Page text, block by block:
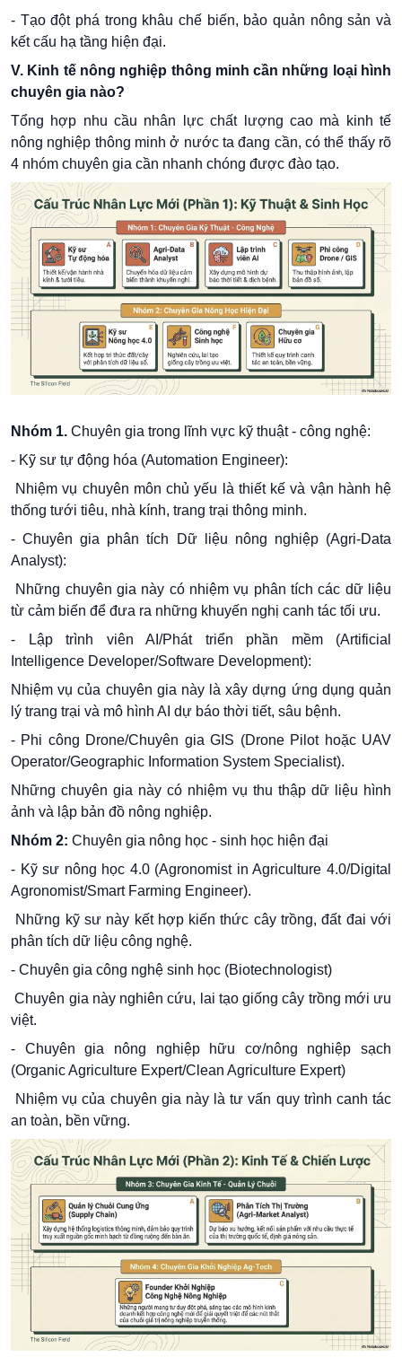
- Tạo đột phá trong khâu chế biến, bảo quản nông sản và
kết cấu hạ tầng hiện đại.
V. Kinh tế nông nghiệp thông minh cần những loại hình
chuyên gia nào?
Tổng hợp nhu cầu nhân lực chất lượng cao mà kinh tế
nông nghiệp thông minh ở nước ta đang cần, có thể thấy rõ
4 nhóm chuyên gia cần nhanh chóng được đào tạo.
Nhóm 1. Chuyên gia trong lĩnh vực kỹ thuật - công nghệ:
- Kỹ sư tự động hóa (Automation Engineer):
Nhiệm vụ chuyên môn chủ yếu là thiết kế và vận hành hệ
thống tưới tiêu, nhà kính, trang trại thông minh.
- Chuyên gia phân tích Dữ liệu nông nghiệp (Agri-Data
Analyst):
Những chuyên gia này có nhiệm vụ phân tích các dữ liệu
từ cảm biến để đưa ra những khuyến nghị canh tác tối ưu.
- Lập trình viên AI/Phát triển phần mềm (Artificial
Intelligence Developer/Software Development):
Nhiệm vụ của chuyên gia này là xây dựng ứng dụng quản
lý trang trại và mô hình AI dự báo thời tiết, sâu bệnh.
- Phi công Drone/Chuyên gia GIS (Drone Pilot hoặc UAV
Operator/Geographic Information System Specialist).
Những chuyên gia này có nhiệm vụ thu thập dữ liệu hình
ảnh và lập bản đồ nông nghiệp.
Nhóm 2: Chuyên gia nông học - sinh học hiện đại
- Kỹ sư nông học 4.0 (Agronomist in Agriculture 4.0/Digital
Agronomist/Smart Farming Engineer).
Những kỹ sư này kết hợp kiến thức cây trồng, đất đai với
phân tích dữ liệu công nghệ.
- Chuyên gia công nghệ sinh học (Biotechnologist)
Chuyên gia này nghiên cứu, lai tạo giống cây trồng mới ưu
việt.
- Chuyên gia nông nghiệp hữu cơ/nông nghiệp sạch
(Organic Agriculture Expert/Clean Agriculture Expert)
Nhiệm vụ của chuyên gia này là tư vấn quy trình canh tác
an toàn, bền vững.